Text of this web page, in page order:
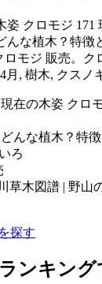
姿 クロモジ 171
んな植木？特徴
ロモジ 販売。ク
月, 樹木, クスノ
探す
ンキング